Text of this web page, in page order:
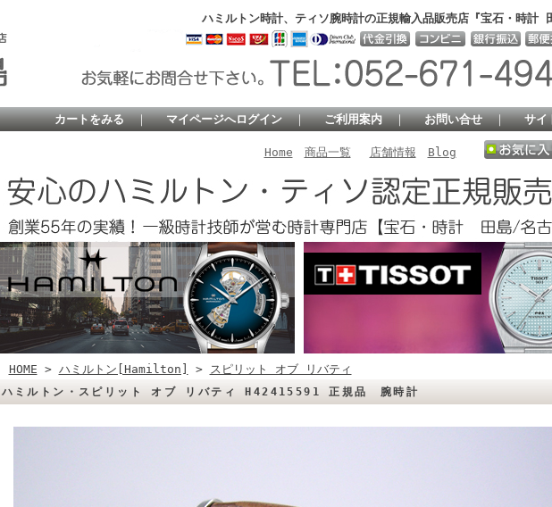
ハミルトン時計、ティソ腕時計の正規輸入品販売店『宝石・時計
カートをみる ｜ マイページへログイン ｜ ご利用案内 ｜ お問い合せ ｜ サイ
Home 商品一覧 店舗情報 Blog
HOME > ハミルトン[Hamilton] > スピリット オブ リバティ
ハミルトン・スピリット オブ リバティ H42415591 正規品 腕時計